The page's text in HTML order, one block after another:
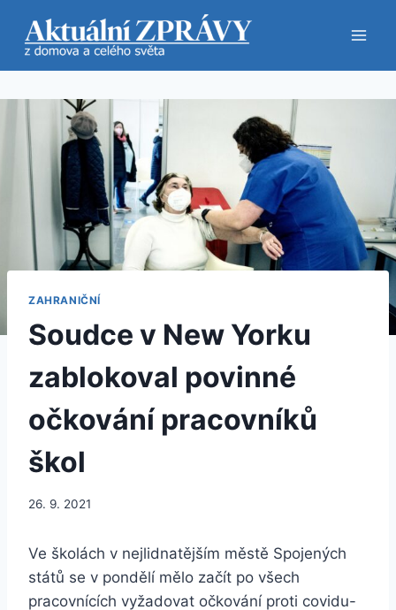
obsah
ZAHRANIČNÍ
Soudce v New Yorku
zablokoval povinné
očkování pracovníků
škol
26. 9. 2021
Ve školách v nejlidnatějším městě Spojených
států se v pondělí mělo začít po všech
pracovnících vyžadovat očkování proti covidu-